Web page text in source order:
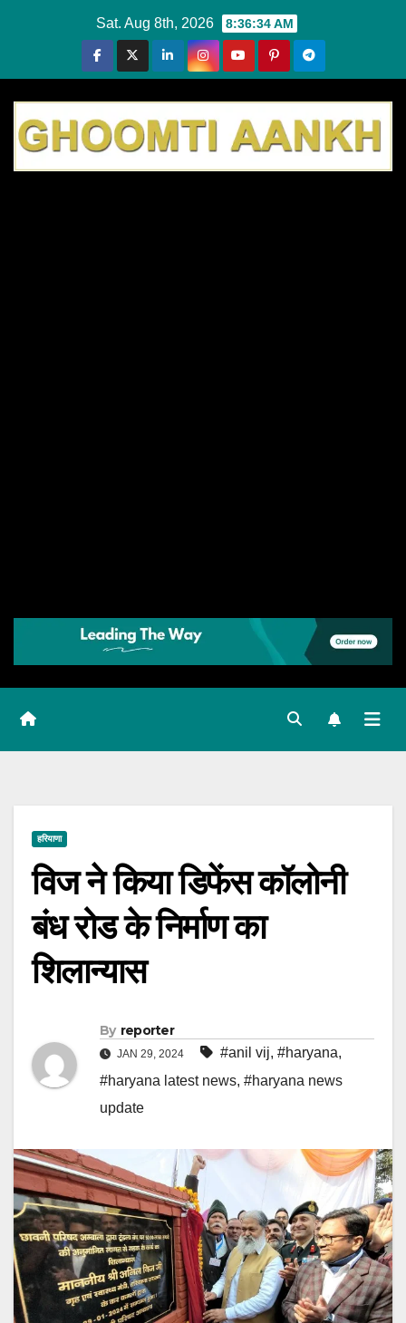
Sat. Aug 8th, 2026 8:36:35 AM
हरियाणा
विज ने किया डिफेंस कॉलोनी
बंध रोड के निर्माण का
शिलान्यास
By reporter
JAN 29, 2024 #anil vij, #haryana,
#haryana latest news, #haryana news
update